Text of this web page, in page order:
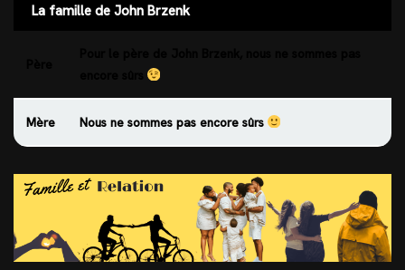
La famille de John Brzenk
Mère Nous ne sommes pas encore sûrs